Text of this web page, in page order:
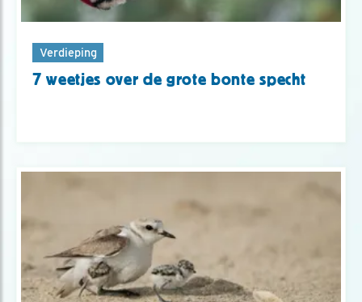
Verdieping
7 weetjes over de grote bonte specht